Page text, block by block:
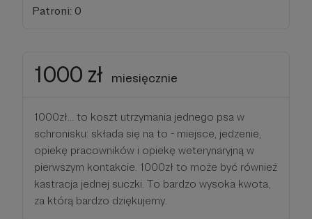
Patroni: 0
1000 zł miesięcznie
1000zł... to koszt utrzymania jednego psa w
schronisku: składa się na to - miejsce, jedzenie,
opiekę pracowników i opiekę weterynaryjną w
pierwszym kontakcie. 1000zł to może być również
kastracja jednej suczki. To bardzo wysoka kwota,
za którą bardzo dziękujemy.